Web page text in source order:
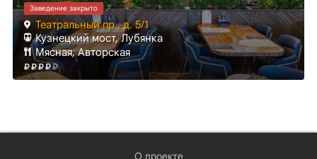
Заведение закрыто
Театральный пр., д. 5/1
Кузнецкий мост, Лубянка
Мясная, Авторская
О проекте